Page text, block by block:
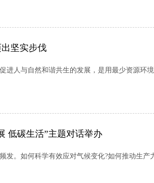
坚实步伐
进人与自然和谐共生的发展，是用最少资源环
低碳生活”主题对话举办
发。如何科学有效应对气候变化?如何推动生